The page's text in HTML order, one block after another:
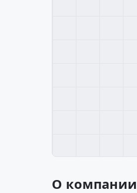
О компании